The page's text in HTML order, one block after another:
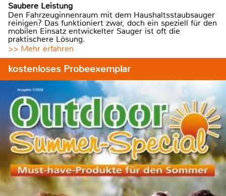
Saubere Leistung
Den Fahrzeuginnenraum mit dem Haushaltsstaubsauger
reinigen? Das funktioniert zwar, doch ein speziell für den
mobilen Einsatz entwickelter Sauger ist oft die
praktischere Lösung.
>> Mehr erfahren
kostenloses Probeexemplar